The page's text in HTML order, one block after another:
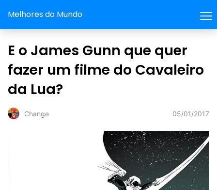
Melhores do Mundo
E o James Gunn que quer
fazer um filme do Cavaleiro
da Lua?
Change 05/01/2017